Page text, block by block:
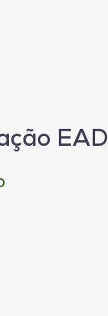
EAD